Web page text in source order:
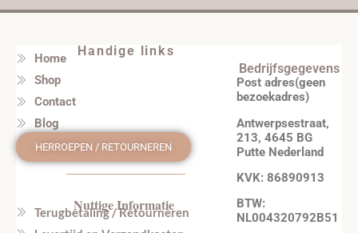
Handige links
Home
Shop
Contact
Blog
HERROEPEN / RETOURNEREN
Nuttige Informatie
Terugbetaling / Retourneren
Bedrijfsgegevens
Post adres(geen
bezoekadres)
Antwerpsestraat,
213, 4645 BG
Putte Nederland
KVK: 86890913
BTW:
NL004320792B51